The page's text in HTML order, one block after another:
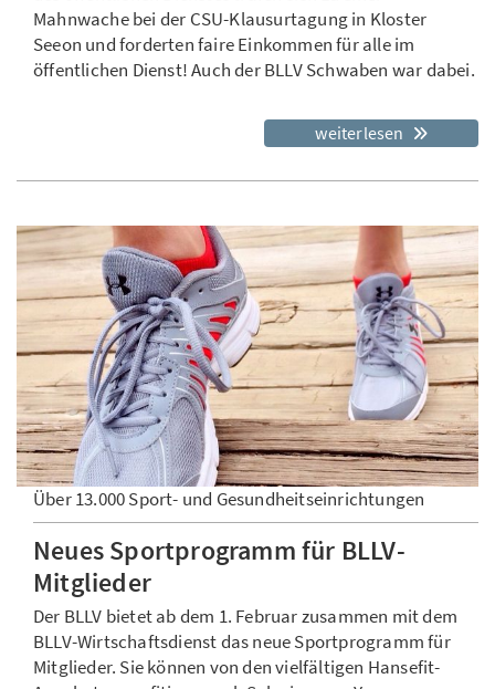
Mahnwache bei der CSU-Klausurtagung in Kloster
Seeon und forderten faire Einkommen für alle im
öffentlichen Dienst! Auch der BLLV Schwaben war dabei.
weiterlesen
Über 13.000 Sport- und Gesundheitseinrichtungen
Neues Sportprogramm für BLLV-
Mitglieder
Der BLLV bietet ab dem 1. Februar zusammen mit dem
BLLV-Wirtschaftsdienst das neue Sportprogramm für
Mitglieder. Sie können von den vielfältigen Hansefit-